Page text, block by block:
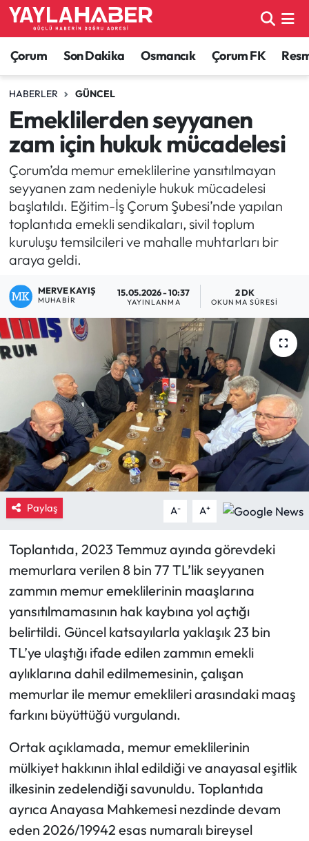
Çorum Son Dakika Osmancık Çorum FK
HABERLER GÜNCEL
Emeklilerden seyyanen
zam için hukuk mücadelesi
Çorum’da memur emeklilerine yansıtılmayan
seyyanen zam nedeniyle hukuk mücadelesi
başlatıldı. Eğitim-İş Çorum Şubesi’nde yapılan
toplantıda emekli sendikaları, sivil toplum
kuruluşu temsilcileri ve mahalle muhtarları bir
araya geldi.
MERVE KAYIŞ
MUHABIR
15.05.2026 - 10:37
YAYINLANMA
2 DK
OKUNMA SÜRESI
Paylaş A- A+
Toplantıda, 2023 Temmuz ayında görevdeki
memurlara verilen 8 bin 77 TL’lik seyyanen
zammın memur emeklilerinin maaşlarına
yansıtılmamasının hak kaybına yol açtığı
belirtildi. Güncel katsayılarla yaklaşık 23 bin
TL’ye ulaştığı ifade edilen zammın emekli
aylıklarına dahil edilmemesinin, çalışan
memurlar ile memur emeklileri arasındaki maaş
farkını büyüttüğü vurgulandı.
Ortak açıklamada, memur emeklilerinin
mülkiyet hakkının ihlal edildiği ve anayasal eşitlik
ilkesinin zedelendiği savunuldu. Toplantıda
ayrıca Anayasa Mahkemesi nezdinde devam
eden 2026/19942 esas numaralı bireysel
Alaca Haberleri
Bayat Haberleri
Bilgi - Keşfet Haberleri
Bilim ve Teknoloji
Boğazkale Haberleri
Çorum Haberleri
Çorum Son Dakika Haberleri
Dodurga Haberleri
Eğitim
Güncel
İskilip Haberleri
Kargı Haberleri
Kimdir?
Kültür Sanat
Laçin Haberleri
Magazin
Mecitözü Haberleri
Ortaköy Haberleri
Osmancık Haberleri
Otomotiv
Resmi İlan
Çorum Nöbetçi Eczaneler
Çorum Hava Durumu
Çorum Namaz Vakitleri
Çorum Trafik Yoğunluk Haritası
TFF 1.Lig Puan Durumu ve Fikstür
Tüm Manşetler
Son Dakika Haberleri
Haber Arşivi